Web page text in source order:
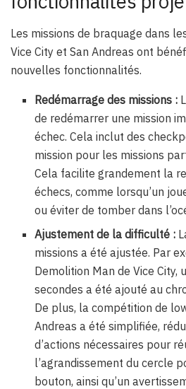
Les missions de braquage dans
Vice City et San Andreas ont
nouvelles fonctionnalités.
Redémarrage des missions :
de redémarrer une mission
échec. Cela inclut des
mission pour les missions
Cela facilite grandement la
échecs, comme lorsqu’un
ou éviter de tomber dans
Ajustement de la difficulté :
missions a été ajustée. Par
Demolition Man de Vice City,
secondes a été ajouté au
De plus, la compétition de
Andreas a été simplifiée,
d’actions nécessaires pour
l’agrandissement du cercle
bouton, ainsi qu’un